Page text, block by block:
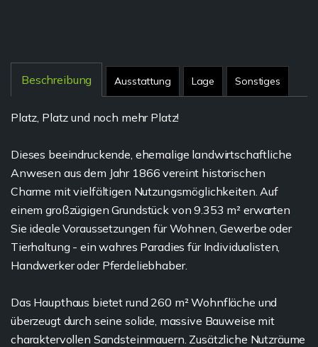
Beschreibung Ausstattung Lage Sonstiges
Platz, Platz und noch mehr Platz!
Dieses beeindruckende, ehemalige landwirtschaftliche
Anwesen aus dem Jahr 1866 vereint historischen
Charme mit vielfältigen Nutzungsmöglichkeiten. Auf
einem großzügigen Grundstück von 9.353 m² erwarten
Sie ideale Voraussetzungen für Wohnen, Gewerbe oder
Tierhaltung - ein wahres Paradies für Individualisten,
Handwerker oder Pferdeliebhaber.
Das Haupthaus bietet rund 260 m² Wohnfläche und
überzeugt durch seine solide, massive Bauweise mit
charaktervollen Sandsteinmauern. Zusätzliche Nutzräume